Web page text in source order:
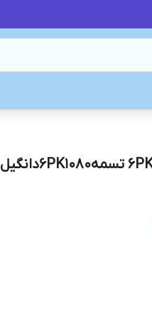
6PK1080 BELT DONGIL SUPER STAR تسمه6PK1080دانگیل